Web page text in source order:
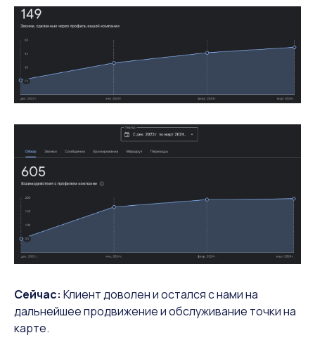
Сейчас: Клиент доволен и остался с нами на
дальнейшее продвижение и обслуживание точки на
карте.